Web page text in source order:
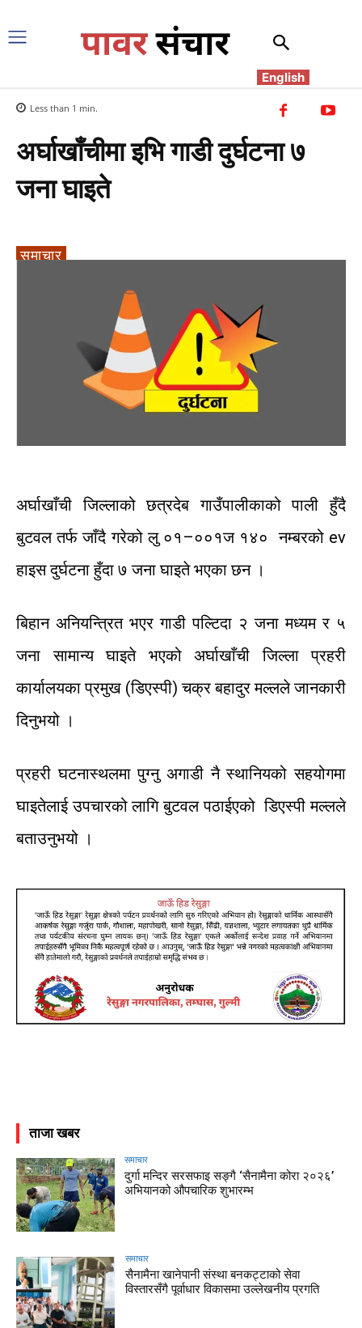
English
Less than 1 min.
अर्घाखाँचीमा इभि गाडी दुर्घटना ७
जना घाइते
समाचार
अर्घाखाँची जिल्लाको छत्रदेब गाउँपालीकाको पाली हुँदै
बुटवल तर्फ जाँदै गरेको लु ०१ –००१ज १४० नम्बरकोev
हाइस दुर्घटना हुँदा ७जना घाइते भएका छन ।
बिहान अनियन्त्रित भएर गाडी पल्टिदा २ जना मध्यम र ५
जना सामान्यघाइते भएको अर्घाखाँची जिल्ला
प्रहरी
कार्यालयका प्रमुख (डिएस्पी) चक्र बहादुर मल्लले जानकारी
दिनुभयो ।
प्रहरी घटनास्थलमा पुग्नु अगाडी नै स्थानियको सहयोगमा
घाइतेलाईउपचारको लागि बुटवल पठाईएको डिएस्पी मल्लले
बताउनुभयो ।
ताजा खबर
समाचार
दुर्गा मन्दिर सरसफाइ सङ्गै ‘सैनामैना कोरा २०२६’
अभियानको औपचारिक शुभारम्भ
समाचार
सैनामैना खानेपानी संस्था बनकट्टाको सेवा
विस्तारसँगै पूर्वाधार विकासमा उल्लेखनीय प्रगति